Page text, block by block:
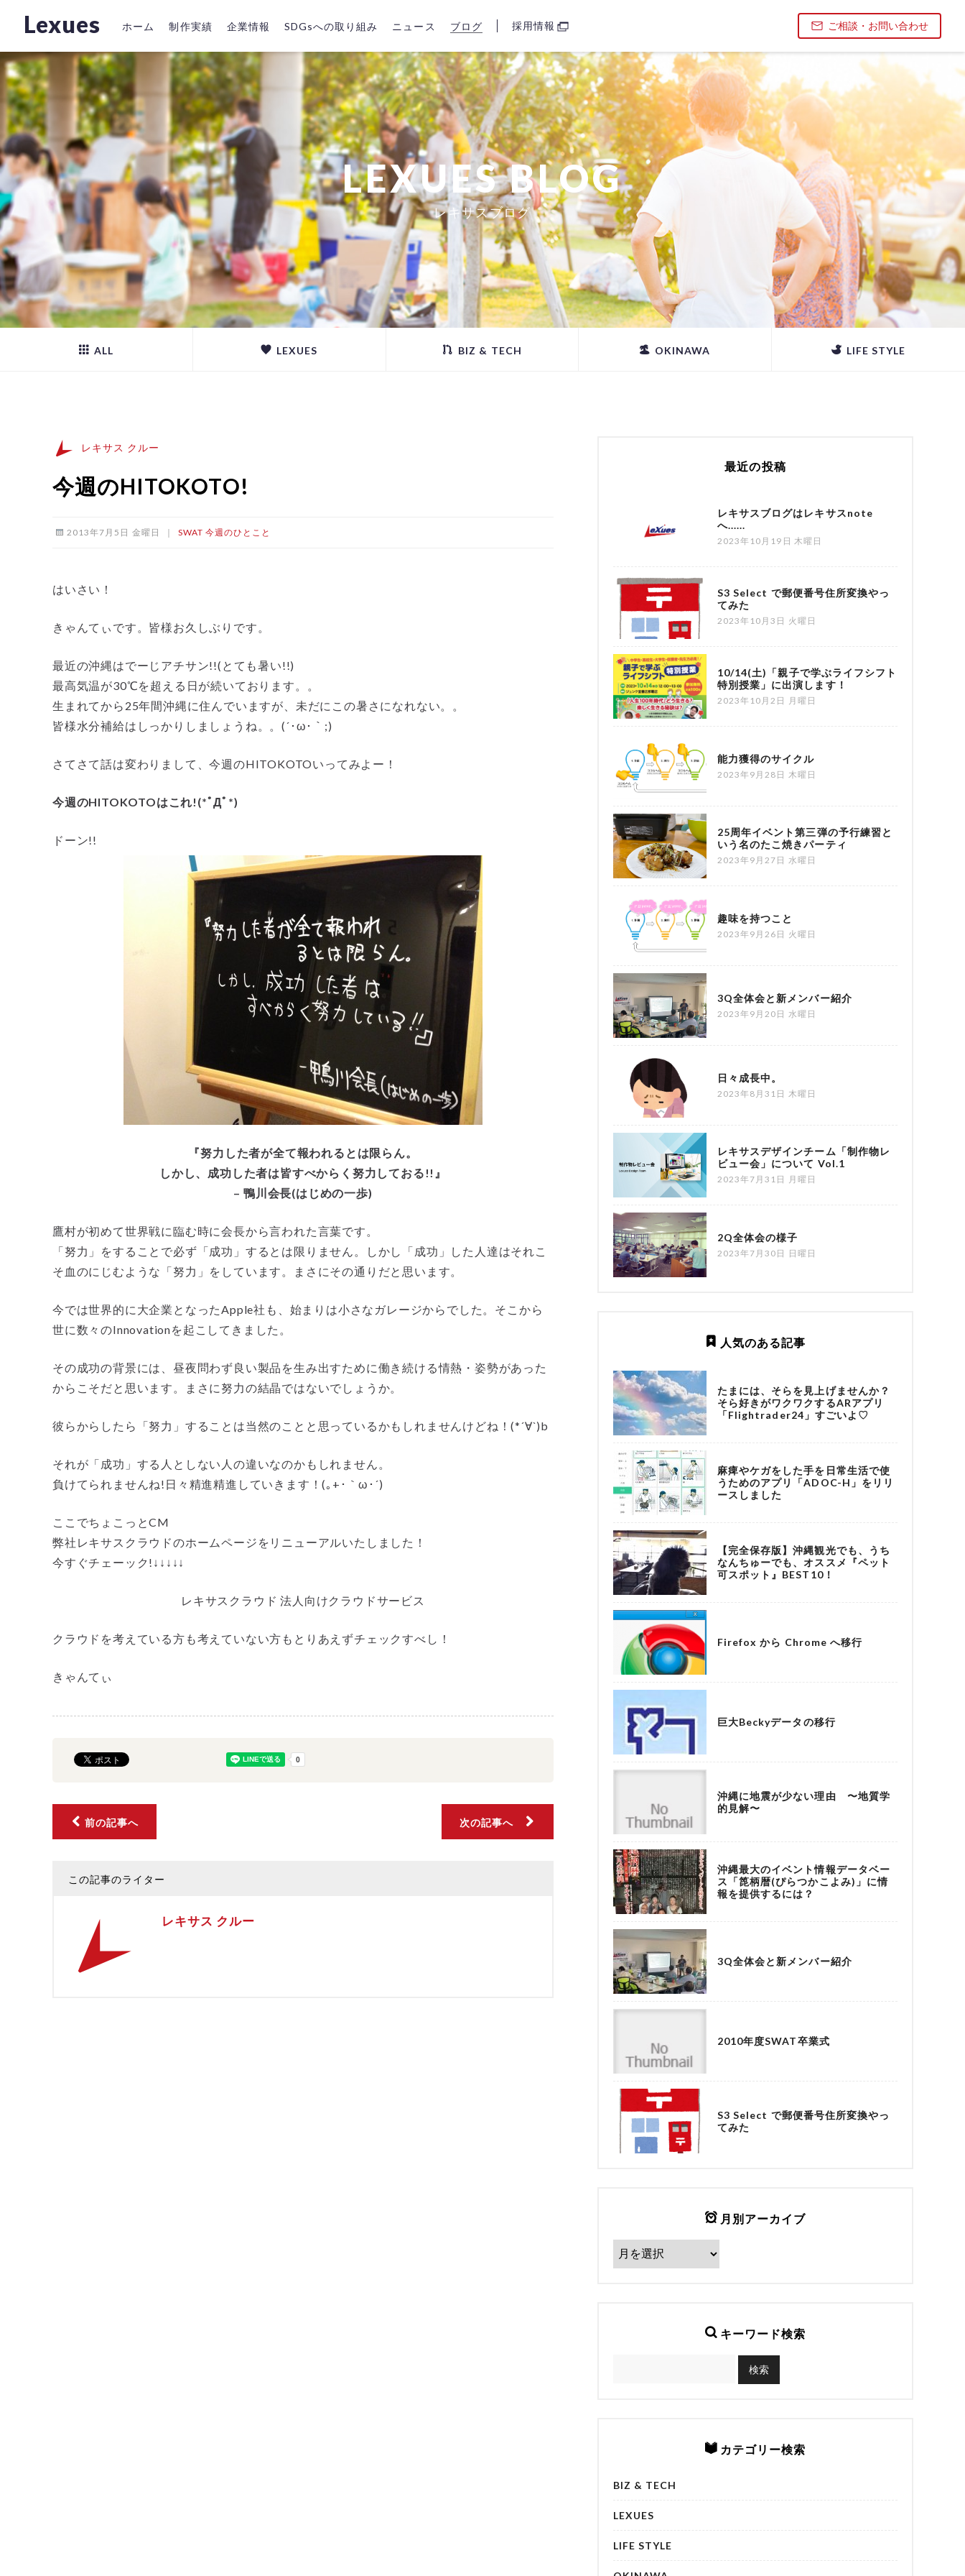
Lexues ホーム 制作実績 企業情報 SDGsへの取り組み ニュース ブログ 採用情報 ご相談・お問い合わせ
LEXUES BLOG
レキサスブログ
ALL LEXUES BIZ & TECH OKINAWA LIFE STYLE
レキサス クルー
今週のHITOKOTO!
2013年7月5日 金曜日 ｜ SWAT 今週のひとこと
はいさい！
きゃんてぃです。皆様お久しぶりです。
最近の沖縄はでーじアチサン!!(とても暑い!!)
最高気温が30℃を超える日が続いております。。
生まれてから25年間沖縄に住んでいますが、未だにこの暑さになれない。。
皆様水分補給はしっかりしましょうね。。(´･ω･｀;)
さてさて話は変わりまして、今週のHITOKOTOいってみよー！
今週のHITOKOTOはこれ!(*ﾟДﾟ*)
ドーン!!
『努力した者が全て報われるとは限らん。
しかし、成功した者は皆すべからく努力しておる!!』
– 鴨川会長(はじめの一歩)
鷹村が初めて世界戦に臨む時に会長から言われた言葉です。
「努力」をすることで必ず「成功」するとは限りません。しかし「成功」した人達はそれこ
そ血のにじむような「努力」をしています。まさにその通りだと思います。
今では世界的に大企業となったApple社も、始まりは小さなガレージからでした。そこから
世に数々のInnovationを起こしてきました。
その成功の背景には、昼夜問わず良い製品を生み出すために働き続ける情熱・姿勢があった
からこそだと思います。まさに努力の結晶ではないでしょうか。
彼らからしたら「努力」することは当然のことと思っているかもしれませんけどね！(*´∀`)b
それが「成功」する人としない人の違いなのかもしれません。
負けてられませんね!日々精進精進していきます！(｡+･｀ω･´)
ここでちょこっとCM
弊社レキサスクラウドのホームページをリニューアルいたしました！
今すぐチェーック!↓↓↓↓↓
レキサスクラウド 法人向けクラウドサービス
クラウドを考えている方も考えていない方もとりあえずチェックすべし！
きゃんてぃ
前の記事へ 次の記事へ
この記事のライター
レキサス クルー
最近の投稿
レキサスブログはレキサスnote
へ......
2023年10月19日 木曜日
S3 Select で郵便番号住所変換やっ
てみた
2023年10月3日 火曜日
10/14(土)「親子で学ぶライフシフト
特別授業」に出演します！
2023年10月2日 月曜日
能力獲得のサイクル
2023年9月28日 木曜日
25周年イベント第三弾の予行練習と
いう名のたこ焼きパーティ
2023年9月27日 水曜日
趣味を持つこと
2023年9月26日 火曜日
3Q全体会と新メンバー紹介
2023年9月20日 水曜日
日々成長中。
2023年8月31日 木曜日
レキサスデザインチーム「制作物レ
ビュー会」について Vol.1
2023年7月31日 月曜日
2Q全体会の様子
2023年7月30日 日曜日
人気のある記事
たまには、そらを見上げませんか？
そら好きがワクワクするARアプリ
「Flightrader24」すごいよ♡
麻痺やケガをした手を日常生活で使
うためのアプリ「ADOC-H」をリリ
ースしました
【完全保存版】沖縄観光でも、うち
なんちゅーでも、オススメ『ペット
可スポット』BEST10！
Firefox から Chrome へ移行
巨大Beckyデータの移行
沖縄に地震が少ない理由 〜地質学
的見解〜
沖縄最大のイベント情報データベー
ス「箆柄暦(ぴらつかこよみ)」に情
報を提供するには？
3Q全体会と新メンバー紹介
2010年度SWAT卒業式
S3 Select で郵便番号住所変換やっ
てみた
月別アーカイブ
キーワード検索
カテゴリー検索
BIZ & TECH
LEXUES
LIFE STYLE